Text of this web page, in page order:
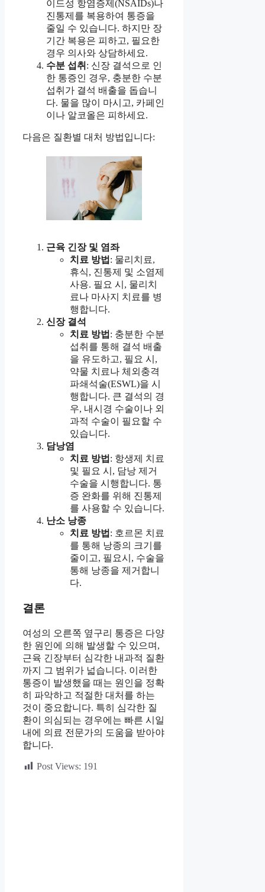
이드성 항염증제(NSAIDs)나
진통제를 복용하여 통증을
줄일 수 있습니다. 하지만 장
기간 복용은 피하고, 필요한
경우 의사와 상담하세요.
수분 섭취 : 신장 결석으로 인
한 통증인 경우, 충분한 수분
섭취가 결석 배출을 돕습니
다. 물을 많이 마시고, 카페인
이나 알코올은 피하세요.
다음은 질환별 대처 방법입니다:
근육 긴장 및 염좌
치료 방법 : 물리치료,
휴식, 진통제 및 소염제
사용. 필요 시, 물리치
료나 마사지 치료를 병
행합니다.
신장 결석
치료 방법 : 충분한 수분
섭취를 통해 결석 배출
을 유도하고, 필요 시,
약물 치료나 체외충격
파쇄석술(ESWL)을 시
행합니다. 큰 결석의 경
우, 내시경 수술이나 외
과적 수술이 필요할 수
있습니다.
담낭염
치료 방법 : 항생제 치료
및 필요 시, 담낭 제거
수술을 시행합니다. 통
증 완화를 위해 진통제
를 사용할 수 있습니다.
난소 낭종
치료 방법 : 호르몬 치료
를 통해 낭종의 크기를
줄이고, 필요시, 수술을
통해 낭종을 제거합니
다.
결론
여성의 오른쪽 옆구리 통증은 다양
한 원인에 의해 발생할 수 있으며,
근육 긴장부터 심각한 내과적 질환
까지 그 범위가 넓습니다. 이러한
통증이 발생했을 때는 원인을 정확
히 파악하고 적절한 대처를 하는
것이 중요합니다. 특히 심각한 질
환이 의심되는 경우에는 빠른 시일
내에 의료 전문가의 도움을 받아야
합니다.
Post Views: 191